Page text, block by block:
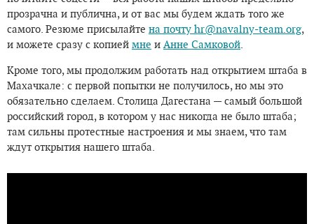
прозрачна и публична, и от вас мы будем ждать того же
самого. Резюме присылайте на почту hr@navalny-team.org,
и можете сразу с копией мне и Анне Самковой.
Кроме того, мы продолжим работать над открытием штаба в
Махачкале: с первой попытки не получилось, но мы это
обязательно сделаем. Столица Дагестана — самый большой
российский город, в котором у нас никогда не было штаба;
там сильны протестные настроения и мы знаем, что там
ждут открытия нашего штаба.